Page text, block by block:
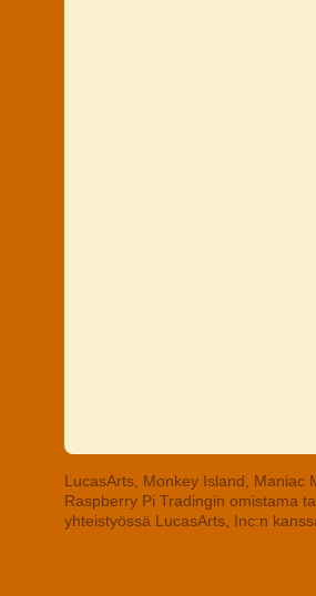
LucasArts, Monkey Island, Maniac
Raspberry Pi Tradingin omistama
yhteistyössä LucasArts, Inc:n